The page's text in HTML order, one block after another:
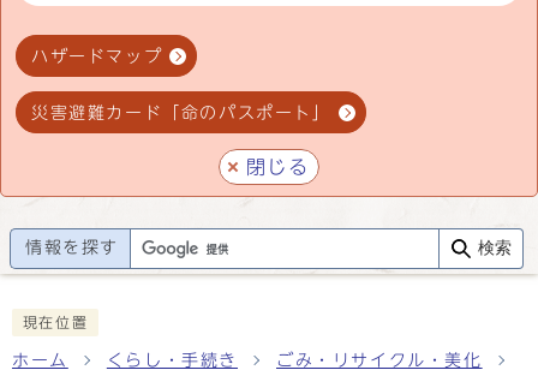
ハザードマップ
災害避難カード「命のパスポート」
閉じる
情報を探す 検索
現在位置
ホーム くらし・手続き ごみ・リサイクル・美化